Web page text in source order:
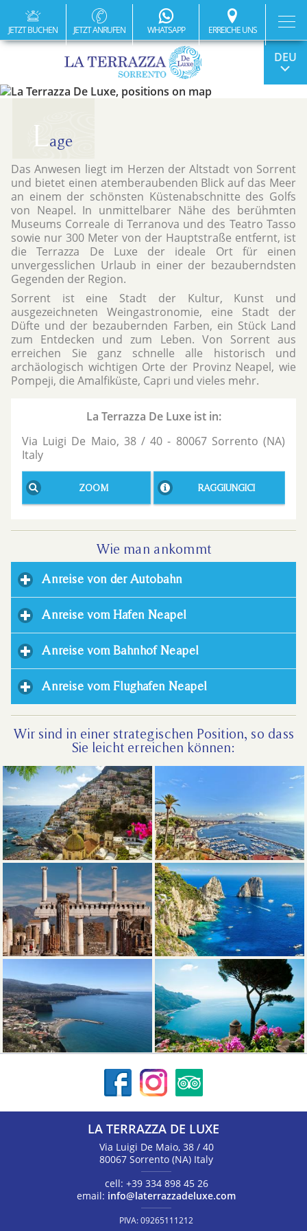
FRA
ESP
Lage
Das Anwesen liegt im Herzen der Altstadt von Sorrent
und bietet einen atemberaubenden Blick auf das Meer
an einem der schönsten Küstenabschnitte des Golfs
von Neapel. In unmittelbarer Nähe des berühmten
Museums Correale di Terranova und des Teatro Tasso
sowie nur 300 Meter von der Hauptstraße entfernt, ist
die Terrazza De Luxe der ideale Ort für einen
unvergesslichen Urlaub in einer der bezauberndsten
Gegenden der Region.
Sorrent ist eine Stadt der Kultur, Kunst und
ausgezeichneten Weingastronomie, eine Stadt der
Düfte und der bezaubernden Farben, ein Stück Land
zum Entdecken und zum Leben. Von Sorrent aus
erreichen Sie ganz schnelle alle historisch und
archäologisch wichtigen Orte der Provinz Neapel, wie
Pompeji, die Amalfiküste, Capri und vieles mehr.
La Terrazza De Luxe ist in:
Via Luigi De Maio, 38 / 40 - 80067 Sorrento (NA)
Italy
ZOOM RAGGIUNGICI
Wie man ankommt
Anreise von der Autobahn
Anreise vom Hafen Neapel
Anreise vom Bahnhof Neapel
Anreise vom Flughafen Neapel
Wir sind in einer strategischen Position, so dass
Sie leicht erreichen können:
LA TERRAZZA DE LUXE
Via Luigi De Maio, 38 / 40
80067 Sorrento (NA) Italy
cell: +39 334 898 45 26
email: info@laterrazzadeluxe.com
PIVA:09265111212
JETZT BUCHEN JETZT ANRUFEN WHATSAPP ERREICHE UNS